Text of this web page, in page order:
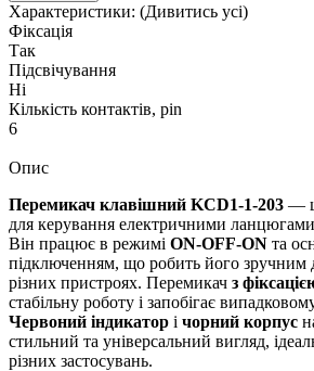
Характеристики: (Дивитись усі)
Фіксація
Так
Підсвічування
Ні
Кількість контактів, pin
6
Опис
Перемикач клавішний KCD1-1-203 —
для керування електричними ланцюгами
Він працює в режимі ON-OFF-ON та
підключенням, що робить його зручним
різних пристроях. Перемикач з
стабільну роботу і запобігає
Червоний індикатор і чорний корпус
стильний та універсальний вигляд,
різних застосувань.